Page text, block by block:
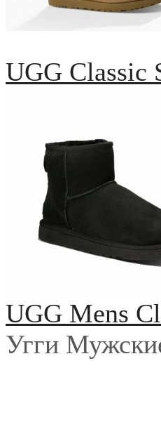
UGG Classic
UGG Mens
Угги